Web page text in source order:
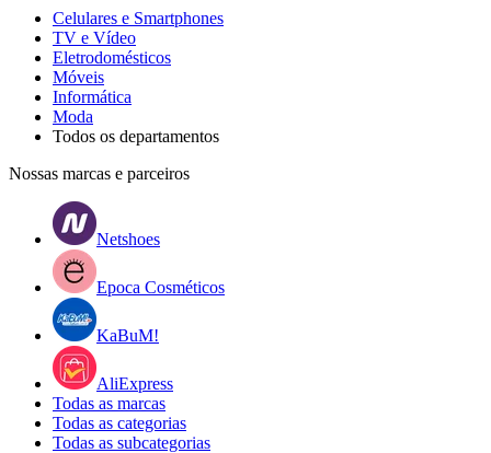
Celulares e Smartphones
TV e Vídeo
Eletrodomésticos
Móveis
Informática
Moda
Todos os departamentos
Nossas marcas e parceiros
Netshoes
Epoca Cosméticos
KaBuM!
AliExpress
Todas as marcas
Todas as categorias
Todas as subcategorias